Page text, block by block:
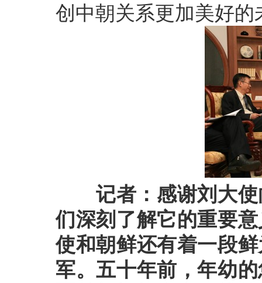
创中朝关系更加美好
记者：感谢刘大
们深刻了解它的重要
使和朝鲜还有着一段
军。五十年前，年幼